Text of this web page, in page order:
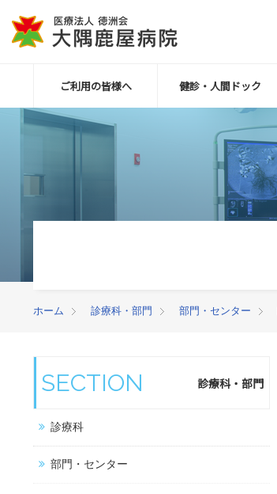
ご利用の皆様へ 健診・人間ドック
ホーム 診療科・部門 部門・センター
SECTION 診療科・部門
診療科
部門・センター